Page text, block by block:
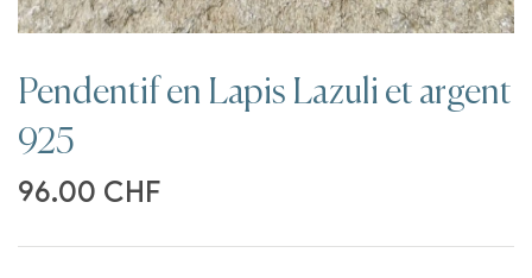
Pendentif en Lapis Lazuli et argent
925
96.00 CHF